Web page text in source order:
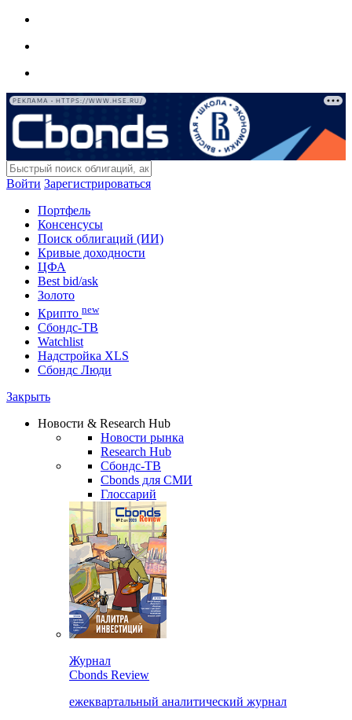
РЕКЛАМА • HTTPS://WWW.HSE.RU/
Войти Зарегистрироваться
Портфель
Консенсусы
Поиск облигаций (ИИ)
Кривые доходности
ЦФА
Best bid/ask
Золото
Крипто new
Сбондс-ТВ
Watchlist
Надстройка XLS
Сбондс Люди
Закрыть
Новости & Research Hub
Новости рынка
Research Hub
Сбондс-ТВ
Cbonds для СМИ
Глоссарий
Журнал
Cbonds Review
ежеквартальный аналитический журнал